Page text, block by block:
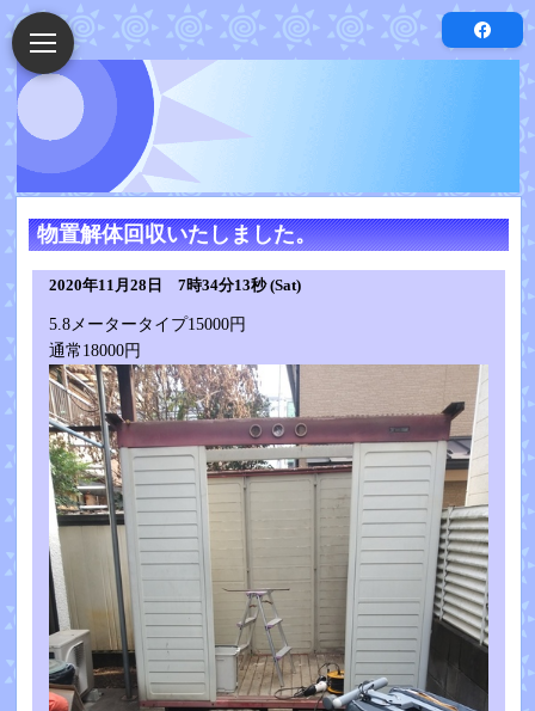
物置解体回収いたしました。
2020年11月28日 7時34分13秒 (Sat)
5.8メータータイプ15000円
通常18000円